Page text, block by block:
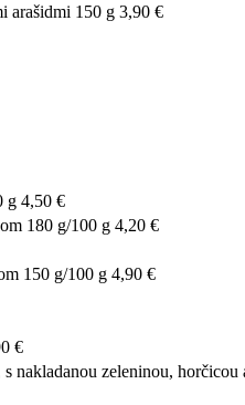
arašidmi 150 g 3,90 €
4,50 €
180 g/100 g 4,20 €
150 g/100 g 4,90 €
€
zeleninou, horčicou